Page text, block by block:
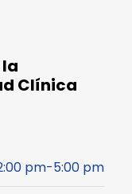
Clínica
pm-5:00 pm